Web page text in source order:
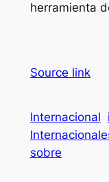
herramienta
Source link
Internacional
sobre